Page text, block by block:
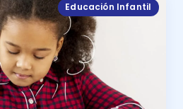
Educación Infantil